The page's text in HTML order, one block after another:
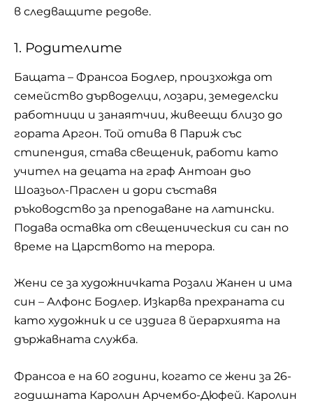
в следващите редове.
1. Родителите
Бащата – Франсоа Бодлер, произхожда от
семейство дърводелци, лозари, земеделски
работници и занаятчии, живеещи близо до
гората Аргон. Той отива в Париж със
стипендия, става свещеник, работи като
учител на децата на граф Антоан дьо
Шоазьол-Праслен и дори съставя
ръководство за преподаване на латински.
Подавa оставка от свещеническия си сан по
време на Царството на терора.
Жени се за художничката Розали Жанен и има
син – Алфонс Бодлер. Изкарва прехраната си
като художник и се издига в йерархията на
държавната служба.
Франсоа е на 60 години, когато се жени за 26-
годишната Каролин Арчембо-Дюфей. Каролин